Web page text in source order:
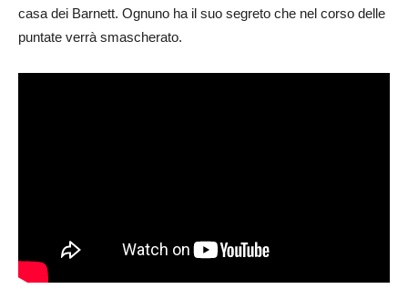
casa dei Barnett. Ognuno ha il suo segreto che nel corso delle
puntate verrà smascherato.